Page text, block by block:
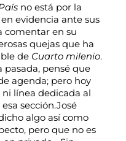
no está por la
evidencia ante sus
comentar en su
quejas que ha
de Cuarto milenio.
pasada, pensé que
agenda; pero hoy
línea dedicada al
sección.José
algo así como
pero que no es